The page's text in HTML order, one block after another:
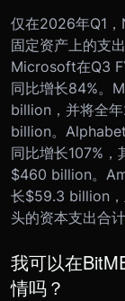
仅在2026年Q1
固定资产上的支
Microsoft在Q3
同比增长84%。
billion，并将全
billion。
同比增长107%，
$460 billion。
长$59.3 billion，
头的资本支出合
我可以在
情吗？